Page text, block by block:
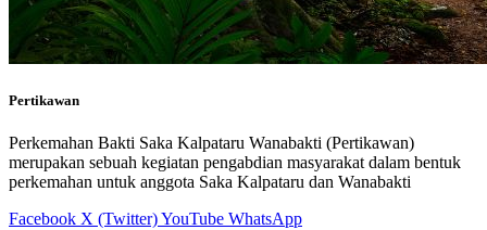
Pertikawan
Perkemahan Bakti Saka Kalpataru Wanabakti (Pertikawan)
merupakan sebuah kegiatan pengabdian masyarakat dalam bentuk
perkemahan untuk anggota Saka Kalpataru dan Wanabakti
Facebook X (Twitter)YouTube WhatsApp